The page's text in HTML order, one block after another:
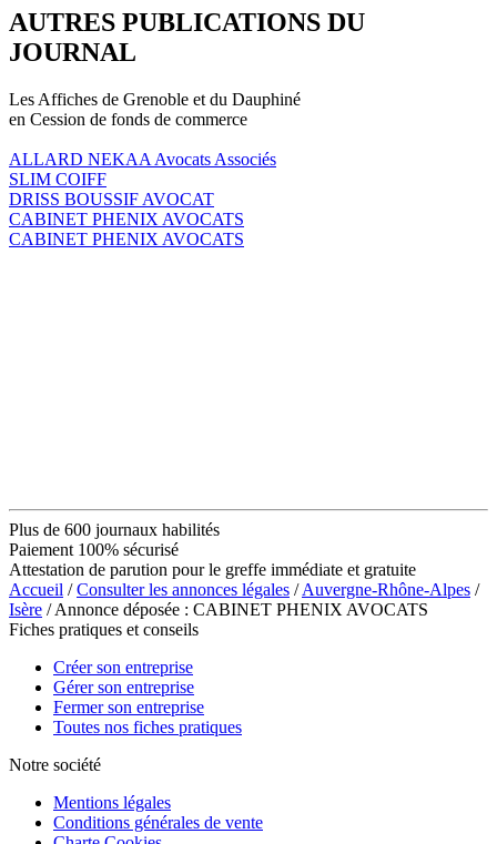
AUTRES PUBLICATIONS DU
JOURNAL
Les Affiches de Grenoble et du Dauphiné
en Cession de fonds de commerce
ALLARD NEKAA Avocats Associés
SLIM COIFF
DRISS BOUSSIF AVOCAT
CABINET PHENIX AVOCATS
CABINET PHENIX AVOCATS
Plus de 600 journaux habilités
Paiement 100% sécurisé
Attestation de parution pour le greffe immédiate et gratuite
Accueil /Consulter les annonces légales /Auvergne-Rhône-Alpes /
Isère / Annonce déposée : CABINET PHENIX AVOCATS
Fiches pratiques et conseils
Créer son entreprise
Gérer son entreprise
Fermer son entreprise
Toutes nos fiches pratiques
Notre société
Mentions légales
Conditions générales de vente